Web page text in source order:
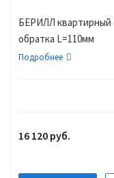
БЕРИЛЛ квартирный
обратка L=110мм
Подробнее
16 120 руб.